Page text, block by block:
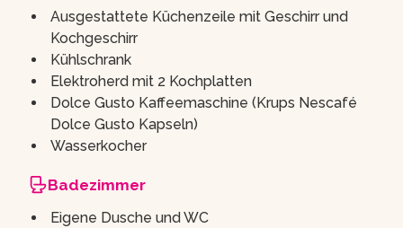
Ausgestattete Küchenzeile mit Geschirr und
Kochgeschirr
Kühlschrank
Elektroherd mit 2 Kochplatten
Dolce Gusto Kaffeemaschine (Krups Nescafé
Dolce Gusto Kapseln)
Wasserkocher
Badezimmer
Eigene Dusche und WC